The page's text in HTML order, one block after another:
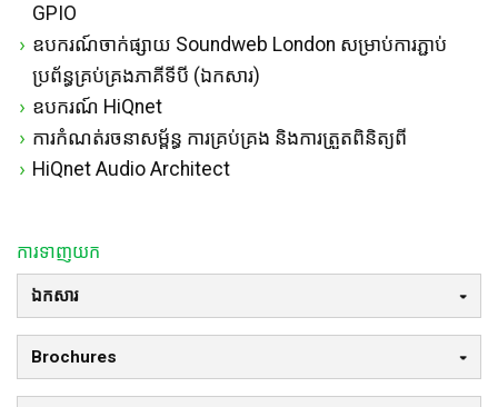
GPIO
ឧបករណ៍​ចាក់ផ្សាយ Soundweb London សម្រាប់​ការ​ភ្ជាប់​
ប្រព័ន្ធ​គ្រប់គ្រង​ភាគី​ទីបី (ឯកសារ)
ឧបករណ៍ HiQnet
ការ​កំណត់​រចនាសម្ព័ន្ធ ការ​គ្រប់គ្រង និង​ការ​ត្រួតពិនិត្យ​ពី
HiQnet Audio Architect
ការទាញយក
ឯកសារ
Brochures